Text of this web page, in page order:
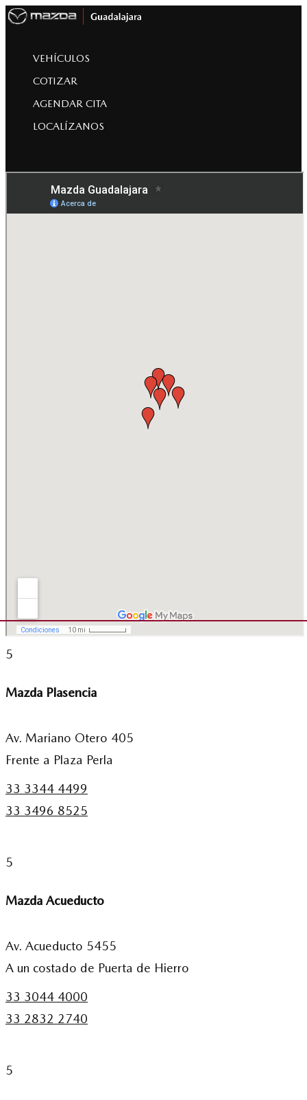
VEHÍCULOS
COTIZAR
AGENDAR CITA
LOCALÍZANOS
5
Mazda Plasencia
Av. Mariano Otero 405
Frente a Plaza Perla
33 3344 4499
33 3496 8525
5
Mazda Acueducto
Av. Acueducto 5455
A un costado de Puerta de Hierro
33 3044 4000
33 2832 2740
5